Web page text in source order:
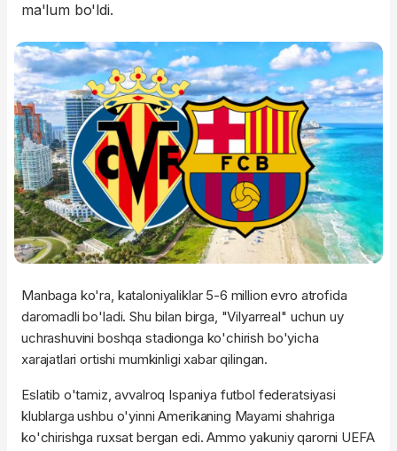
ma'lum bo'ldi.
Manbaga ko'ra, kataloniyaliklar 5-6 million evro atrofida
daromadli bo'ladi. Shu bilan birga, "Vilyarreal" uchun uy
uchrashuvini boshqa stadionga ko'chirish bo'yicha
xarajatlari ortishi mumkinligi xabar qilingan.
Eslatib o'tamiz, avvalroq Ispaniya futbol federatsiyasi
klublarga ushbu o'yinni Amerikaning Mayami shahriga
ko'chirishga ruxsat bergan edi. Ammo yakuniy qarorni UEFA